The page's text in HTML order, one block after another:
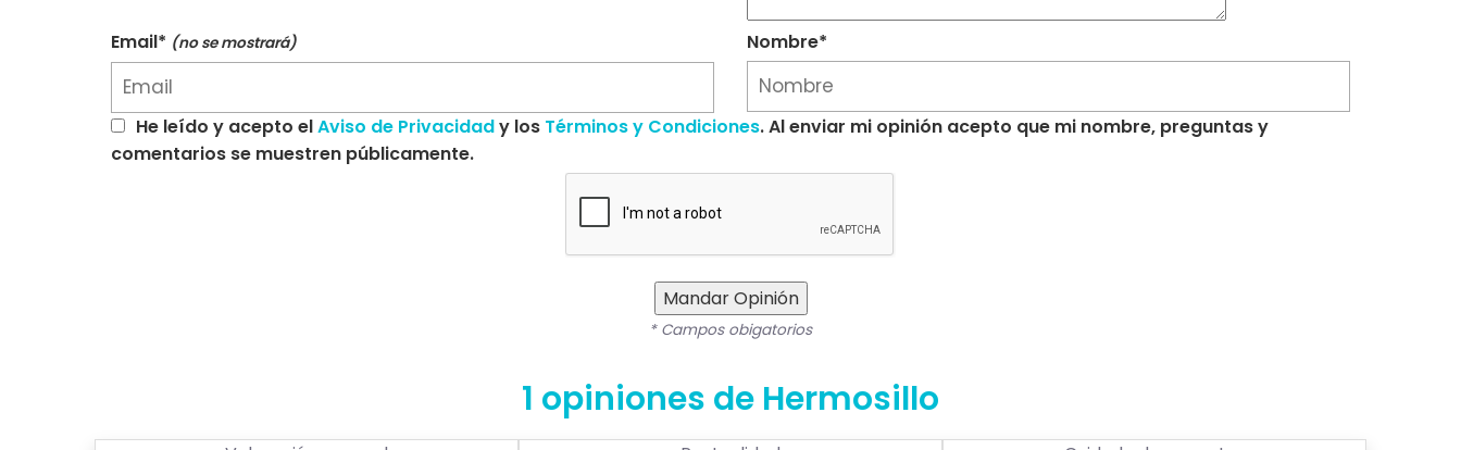
Email* (no se mostrará) Nombre*
He leído y acepto elAviso de Privacidady los Términos y Condiciones. Al enviar mi opinión acepto que mi nombre, preguntas y
comentarios se muestren públicamente.
Mandar Opinión
* Campos obigatorios
1 opiniones de Hermosillo